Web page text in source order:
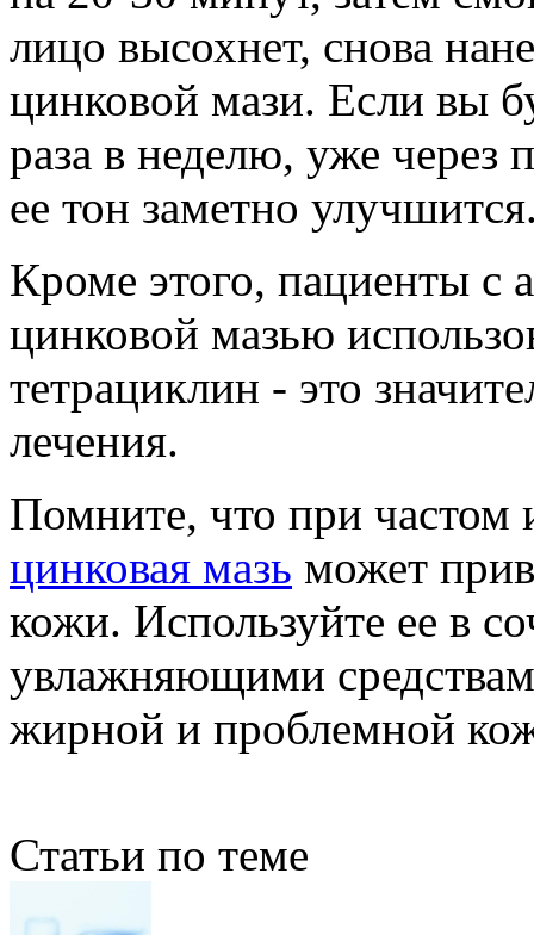
лицо высохнет, снова
цинковой мази. Если вы
раза в неделю, уже через
ее тон заметно
Кроме этого, пациенты с
цинковой мазью
тетрациклин - это
лечения.
Помните, что при частом
цинковая мазь может
кожи. Используйте ее в
увлажняющими
жирной и проблемной
Статьи по теме